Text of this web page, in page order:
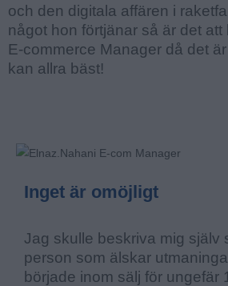
och den digitala affären i
något hon förtjänar så är det att
E-commerce Manager då det
kan allra bäst!
Inget är omöjligt
Jag skulle beskriva mig själv
person som älskar
började inom sälj för ungefär